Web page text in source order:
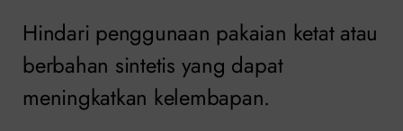
Hindari penggunaan pakaian ketat atau
berbahan sintetis yang dapat
meningkatkan kelembapan.